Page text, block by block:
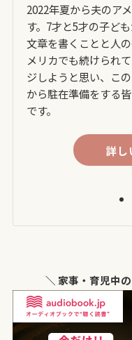
2022年夏から夫のア
す。7才と5才の子ども
文章を書くことと人
メリカでも続けられ
ジしようと思い、こ
から駐在準備をする
です。
詳し
＼ 家事・育児中